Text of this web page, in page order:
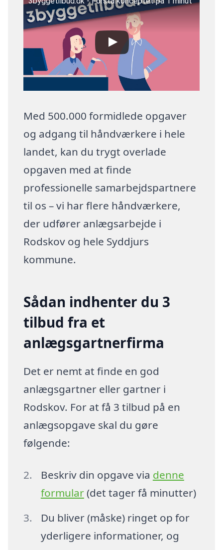
Med 500.000 formidlede opgaver
og adgang til håndværkere i hele
landet, kan du trygt overlade
opgaven med at finde
professionelle samarbejdspartnere
til os – vi har flere håndværkere,
der udfører anlægsarbejde i
Rodskov og hele Syddjurs
kommune.
Sådan indhenter du 3
tilbud fra et
anlægsgartnerfirma
Det er nemt at finde en god
anlægsgartner eller gartner i
Rodskov. For at få 3 tilbud på en
anlægsopgave skal du gøre
følgende:
Beskriv din opgave via denne
formular(det tager få minutter)
Du bliver (måske) ringet op for
yderligere informationer, og